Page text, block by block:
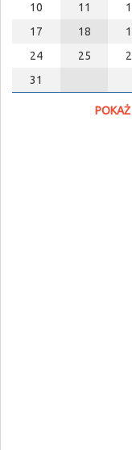
10
11
17
18
24
25
31